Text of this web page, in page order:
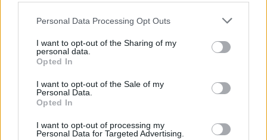
Personal Data Processing Opt Outs
I want to opt-out of the Sharing of my
personal data.
Opted In
I want to opt-out of the Sale of my
Personal Data.
Opted In
I want to opt-out of processing my
Personal Data for Targeted Advertising.
Esim for Global
Esim for USA|Esim for Italy| Esim for Spain|Esim